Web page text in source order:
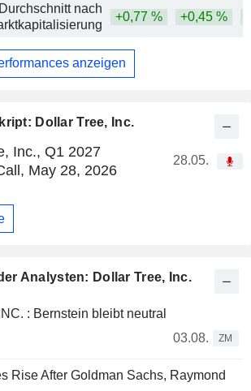
Dollar Tree, Inc.
Inc., Q1 2027
May 28, 2026
28.05.
Analysten: Dollar Tree, Inc.
: Bernstein bleibt neutral
03.08.
ZM
Rise After Goldman Sachs, Raymond
nach
+0,77 % +0,45 %
anzeigen